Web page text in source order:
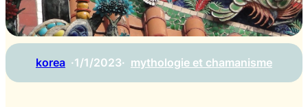
korea ·1/1/2023· mythologie et chamanisme